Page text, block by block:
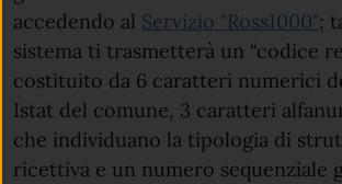
accedendo al Servizio "Ross1000";
sistema ti trasmetterà un “codice
costituito da 6 caratteri numerici
Istat del comune, 3 caratteri
che individuano la tipologia di
ricettiva e un numero sequenziale